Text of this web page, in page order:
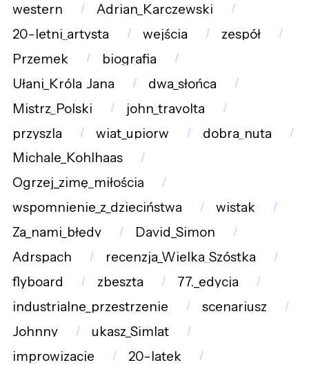
western
Adrian_Karczewski
20-letni_artysta
wejścia
zespół
Przemek
biografia
Ułani_Króla_Jana
dwa_słońca
Mistrz_Polski
john_travolta
przyszla
wiat_upiorw
dobra_nuta
Michale_Kohlhaas
Ogrzej_zimę_miłością
wspomnienie_z_dzieciństwa
wistak
Za_nami_błędy
David_Simon
Adrspach
recenzja_Wielka_Szóstka
flyboard
zbeszta
77._edycja
industrialne_przestrzenie
scenariusz
Johnny
ukasz_Simlat
improwizacje
20-latek